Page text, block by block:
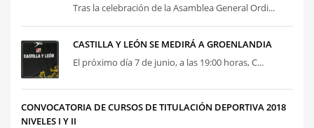
Tras la celebración de la Asamblea General Ordi...
CASTILLA Y LEÓN SE MEDIRÁ A GROENLANDIA
El próximo día 7 de junio, a las 19:00 horas, C...
CONVOCATORIA DE CURSOS DE TITULACIÓN DEPORTIVA 2018
NIVELES I Y II